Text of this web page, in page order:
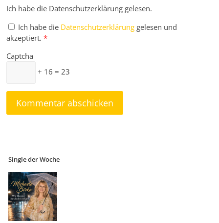
Ich habe die Datenschutzerklärung gelesen.
Ich habe die Datenschutzerklärung gelesen und
akzeptiert. *
Captcha
+ 16 = 23
Single der Woche